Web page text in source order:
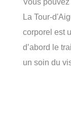
La Tour-
corporel est
d’abord le
un soin du